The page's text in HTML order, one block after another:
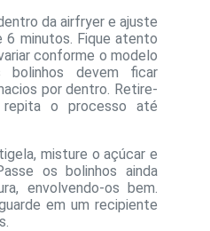
da airfryer e ajuste
minutos. Fique atento
conforme o modelo
bolinhos devem ficar
por dentro. Retire-
o processo até
misture o açúcar e
os bolinhos ainda
envolvendo-os bem.
em um recipiente